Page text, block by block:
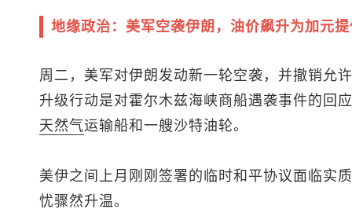
地缘政治：美军空袭伊朗，油价飙升为加元
周二，美军对伊朗发动新一轮空袭，并撤销允
升级行动是对霍尔木兹海峡商船遇袭事件的
天然气运输船和一艘沙特油轮。
美伊之间上月刚刚签署的临时和平协议面临实
忧骤然升温。